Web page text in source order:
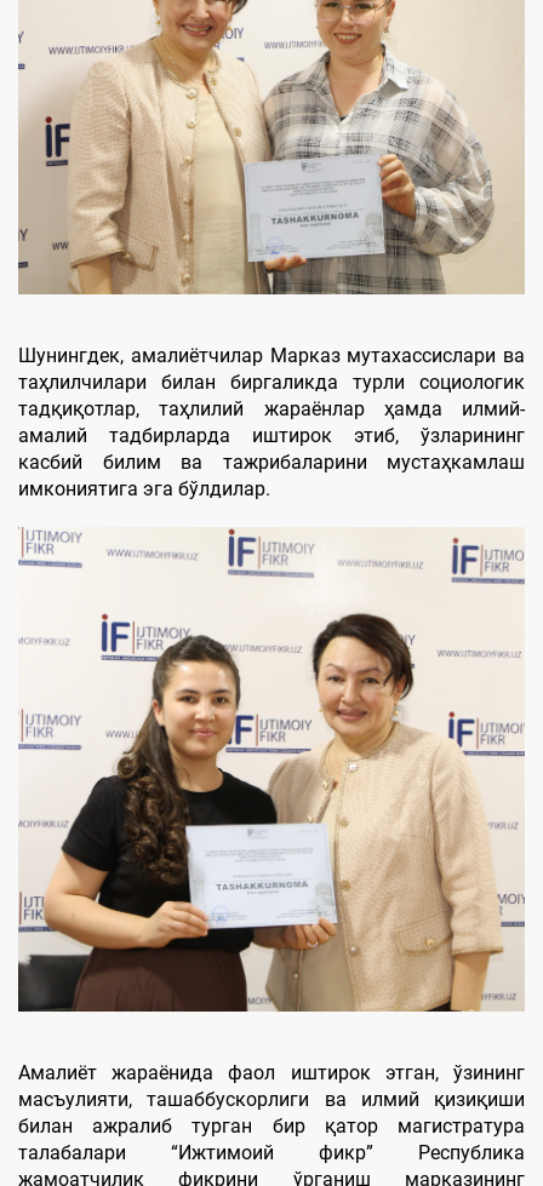
Шунингдек, амалиётчилар Марказ мутахассислари ва
таҳлилчилари билан биргаликда турли социологик
тадқиқотлар, таҳлилий жараёнлар ҳамда илмий-
амалий тадбирларда иштирок этиб, ўзларининг
касбий билим ва тажрибаларини мустаҳкамлаш
имкониятига эга бўлдилар.
Амалиёт жараёнида фаол иштирок этган, ўзининг
масъулияти, ташаббускорлиги ва илмий қизиқиши
билан ажралиб турган бир қатор магистратура
талабалари “Ижтимоий фикр” Республика
жамоатчилик фикрини ўрганиш марказининг